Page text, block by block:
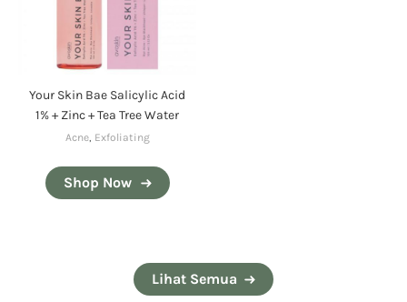
Your Skin Bae Salicylic Acid
1% + Zinc + Tea Tree Water
Acne, Exfoliating
Shop Now
Lihat Semua